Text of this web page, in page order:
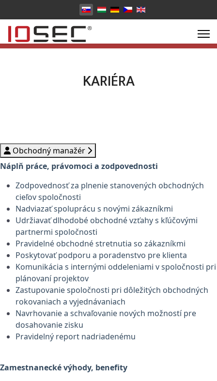
Vyberte váš jazyk
KARIÉRA
Obchodný manažér
Náplň práce, právomoci a zodpovednosti
Zodpovednosť za plnenie stanovených obchodných
cieľov spoločnosti
Nadviazať spoluprácu s novými zákazníkmi
Udržiavať dlhodobé obchodné vzťahy s kľúčovými
partnermi spoločnosti
Pravidelné obchodné stretnutia so zákazníkmi
Poskytovať podporu a poradenstvo pre klienta
Komunikácia s internými oddeleniami v spoločnosti pri
plánovaní projektov
Zastupovanie spoločnosti pri dôležitých obchodných
rokovaniach a vyjednávaniach
Navrhovanie a schvaľovanie nových možností pre
dosahovanie zisku
Pravidelný report nadriadenému
Zamestnanecké výhody, benefity